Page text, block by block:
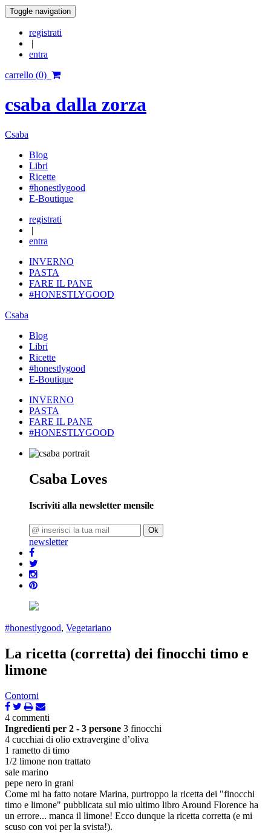
Toggle navigation
registrati
|
entra
carrello (0)
csaba dalla zorza
Csaba
Blog
Libri
Ricette
#honestlygood
E-Boutique
registrati
|
entra
INVERNO
PASTA
FARE IL PANE
#HONESTLYGOOD
Csaba
Blog
Libri
Ricette
#honestlygood
E-Boutique
INVERNO
PASTA
FARE IL PANE
#HONESTLYGOOD
Csaba Loves
Iscriviti alla newsletter mensile
Ok
newsletter
#honestlygood, Vegetariano
La ricetta (corretta) dei finocchi timo e
limone
Contorni
4 commenti
Ingredienti per 2 - 3 persone 3 finocchi
4 cucchiai di olio extravergine d’oliva
1 rametto di timo
1/2 limone non trattato
sale marino
pepe nero in grani
Come mi ha fatto notare Marina, purtroppo la ricetta dei "finocchi
timo e limone" pubblicata sul mio ultimo libro Around Florence ha
un errore... manca il limone! Ecco dunque la ricetta corretta (e mi
scuso con voi per la svista!).